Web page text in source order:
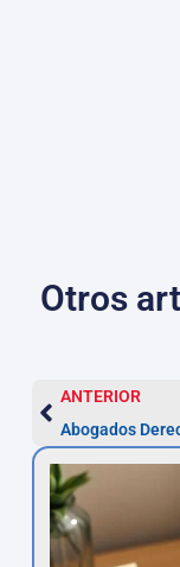
Otros
ANTERIOR